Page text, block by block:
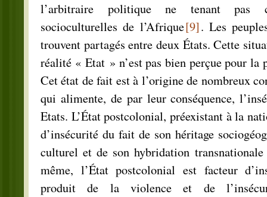
l’arbitraire politique ne tenant pas
socioculturelles de l’Afrique[9]. Les
trouvent partagés entre deux États. Cette
réalité « Etat » n’est pas bien perçue pour la
Cet état de fait est à l’origine de nombreux
qui alimente, de par leur conséquence,
Etats. L’État postcolonial, préexistant à la
d’insécurité du fait de son héritage
culturel et de son hybridation
même, l’État postcolonial est facteur
produit de la violence et de